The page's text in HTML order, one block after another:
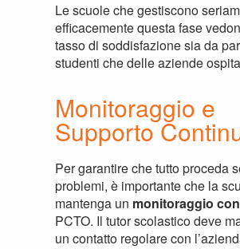
Le scuole che gestiscono
efficacemente questa fase
tasso di soddisfazione sia da
studenti che delle aziende
Monitoraggio e
Supporto
Per garantire che tutto proceda
problemi, è importante che la
mantenga un monitoraggio
PCTO. Il tutor scolastico deve
un contatto regolare con